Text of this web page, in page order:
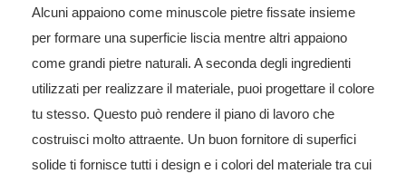
Alcuni appaiono come minuscole pietre fissate insieme
per formare una superficie liscia mentre altri appaiono
come grandi pietre naturali. A seconda degli ingredienti
utilizzati per realizzare il materiale, puoi progettare il colore
tu stesso. Questo può rendere il piano di lavoro che
costruisci molto attraente. Un buon fornitore di superfici
solide ti fornisce tutti i design e i colori del materiale tra cui